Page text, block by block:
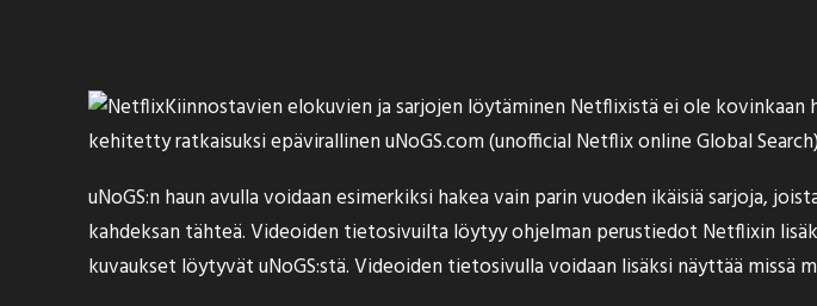
Kiinnostavien elokuvien ja sarjojen löytäminen Netflixistä ei ole
kehitetty ratkaisuksi epävirallinenuNoGS.com(unofficial Netflix online Global
uNoGS:n haun avulla voidaan esimerkiksi hakea vain parin vuoden ikäisiä sarjoja,
kahdeksan tähteä. Videoiden tietosivuilta löytyy ohjelman perustiedot Netflixin
kuvaukset löytyvät uNoGS:stä. Videoiden tietosivulla voidaan lisäksi näyttää missä